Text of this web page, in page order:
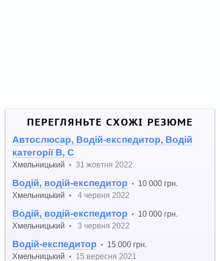
ПЕРЕГЛЯНЬТЕ СХОЖІ РЕЗЮМЕ
Автослюсар, Водій-експедитор, Водій
категорії В, С
Хмельницький •31 жовтня 2022
Водій, водій-експедитор • 10 000 грн.
Хмельницький • 4 червня 2022
Водій, водій-експедитор • 10 000 грн.
Хмельницький • 3 червня 2022
Водій-експедитор • 15 000 грн.
Хмельницький • 15 вересня 2021